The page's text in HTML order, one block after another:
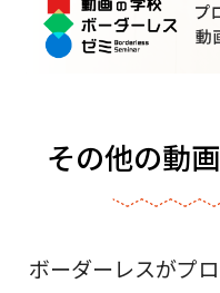
その他の動
ボーダーレスがプ